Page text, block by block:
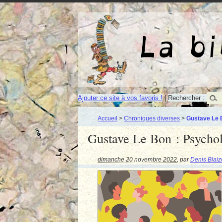
Ajouter ce site à vos favoris !|Rechercher :
Accueil > Chroniques diverses > Gustave Le
Gustave Le Bon :
dimanche 20 novembre 2022, parDenis